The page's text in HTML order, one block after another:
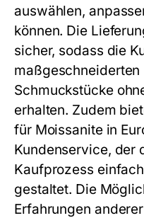
auswählen,
können. Die
sicher, sodass die
Schmuckstücke
erhalten. Zudem
für Moissanite in
Kundenservice, der
Kaufprozess
gestaltet. Die
Erfahrungen